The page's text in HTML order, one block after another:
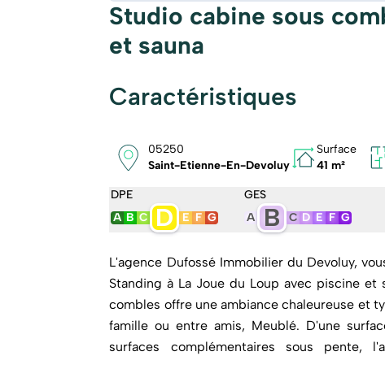
Studio cabine sous
et sauna
Caractéristiques
05250
Saint-Etienne-En-Devoluy
Surface
41 m²
DPE
A B C D E F G
GES
A
B C D E F G
L'agence Dufossé Immobilier du Devoluy,
Standing à La Joue du Loup avec piscine et sauna (faible
combles offre une ambiance chaleureuse et
famille ou entre amis, Meublé. D'une surface habitable d'environ 40,90 m² et bénéficiant de
surfaces complémentaires sous pente,